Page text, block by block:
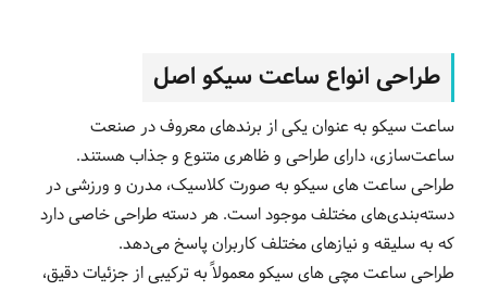
طراحی انواع ساعت‌ سیکو اصل
ساعت‌ سیکو به عنوان یکی از برندهای معروف در صنعت
ساعت‌سازی، دارای طراحی و ظاهری متنوع و جذاب هستند.
طراحی ساعت های سیکو به صورت کلاسیک، مدرن و ورزشی در
دسته‌بندی‌های مختلف موجود است. هر دسته طراحی خاصی دارد
که به سلیقه و نیازهای مختلف کاربران پاسخ می‌دهد.
طراحی ساعت مچی های سیکو معمولاً به ترکیبی از جزئیات دقیق،